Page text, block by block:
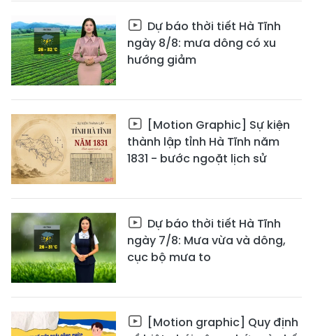
Dự báo thời tiết Hà Tĩnh
ngày 8/8: mưa dông có xu
hướng giảm
[Motion Graphic] Sự kiện
thành lập tỉnh Hà Tĩnh năm
1831 - bước ngoặt lịch sử
Dự báo thời tiết Hà Tĩnh
ngày 7/8: Mưa vừa và dông,
cục bộ mưa to
[Motion graphic] Quy định